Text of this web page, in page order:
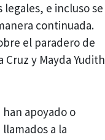
legales, e incluso se
continuada.
el paradero de
y Mayda Yudith
apoyado o
a la